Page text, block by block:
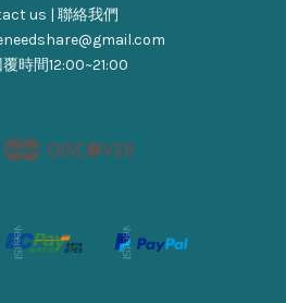
us | 聯絡我們
時間12:00~21:00
Visa Master